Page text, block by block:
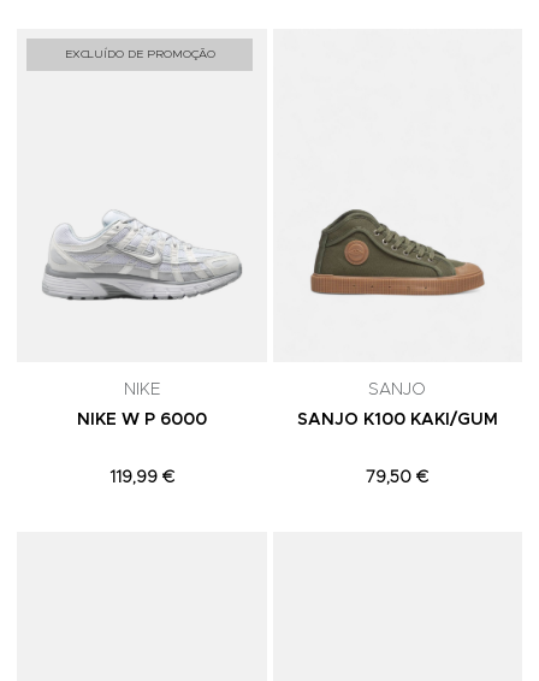
EXCLUÍDO DE PROMOÇÃO
NIKE
NIKE W P 6000
119,99 €
SANJO
SANJO K100 KAKI/GUM
79,50 €